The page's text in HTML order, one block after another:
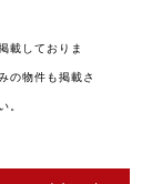
載しておりま
の物件も掲載さ
。